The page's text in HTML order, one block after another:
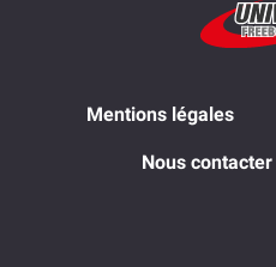
Mentions légales
Nous contacter